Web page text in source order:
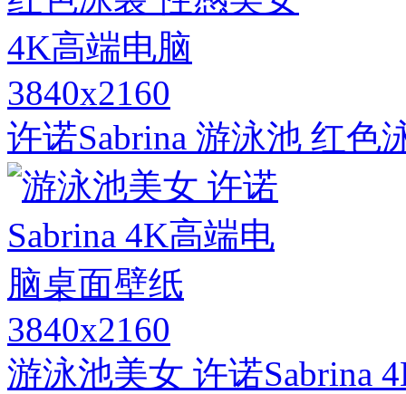
3840x2160
许诺Sabrina 游泳池 红色
3840x2160
游泳池美女 许诺Sabrina